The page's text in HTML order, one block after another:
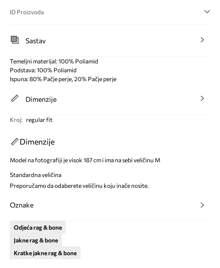
ID Proizvoda
Sastav
Temeljni materijal: 100% Poliamid
Podstava: 100% Poliamid
Ispuna: 80% Pačje perje, 20% Pačje perje
Dimenzije
Kroj: regular fit
Dimenzije
Model na fotografiji je visok 187 cm i ima na sebi veličinu M
Standardna veličina
Preporučamo da odaberete veličinu koju inače nosite.
Oznake
Odjeća rag & bone
Jakne rag & bone
Kratke jakne rag & bone